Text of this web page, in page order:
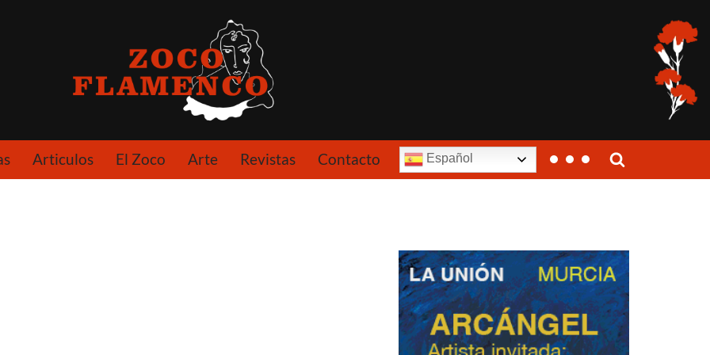
Articulos El Zoco Arte Revistas Contacto Español